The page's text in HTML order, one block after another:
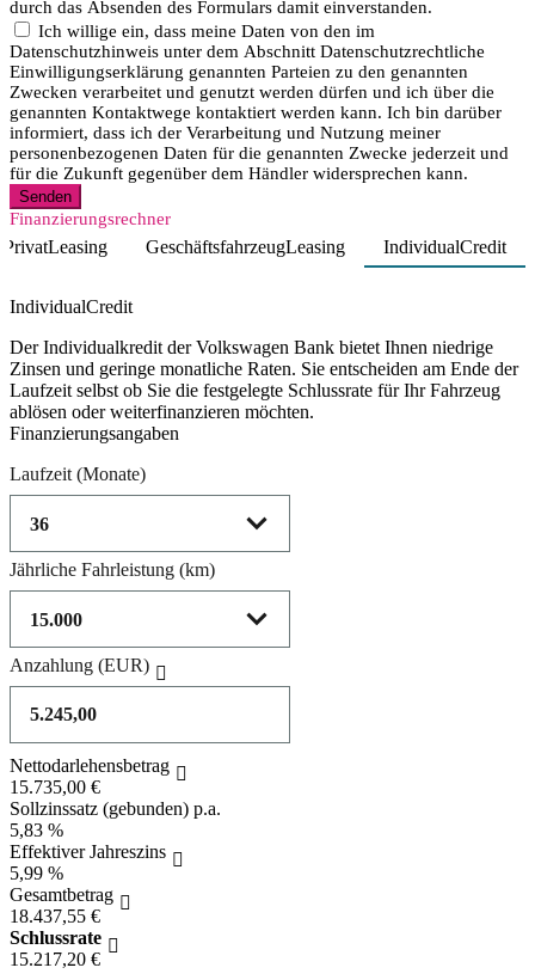
durch das Absenden des Formulars damit einverstanden.
Ich willige ein, dass meine Daten von den im
Datenschutzhinweis unter dem Abschnitt Datenschutzrechtliche
Einwilligungserklärung genannten Parteien zu den genannten
Zwecken verarbeitet und genutzt werden dürfen und ich über die
genannten Kontaktwege kontaktiert werden kann. Ich bin darüber
informiert, dass ich der Verarbeitung und Nutzung meiner
personenbezogenen Daten für die genannten Zwecke jederzeit und
für die Zukunft gegenüber dem Händler widersprechen kann.
Senden
Finanzierungsrechner
PrivatLeasing GeschäftsfahrzeugLeasing
IndividualCredit
IndividualCredit
Der Individualkredit der Volkswagen Bank bietet Ihnen niedrige
Zinsen und geringe monatliche Raten. Sie entscheiden am Ende der
Laufzeit selbst ob Sie die festgelegte Schlussrate für Ihr Fahrzeug
ablösen oder weiterfinanzieren möchten.
Finanzierungsangaben
Laufzeit (Monate)
Jährliche Fahrleistung (km)
Anzahlung (EUR)
Nettodarlehensbetrag
15.735,00 €
Sollzinssatz (gebunden) p.a.
5,83 %
Effektiver Jahreszins
5,99 %
Gesamtbetrag
18.437,55 €
Schlussrate
15.217,20 €